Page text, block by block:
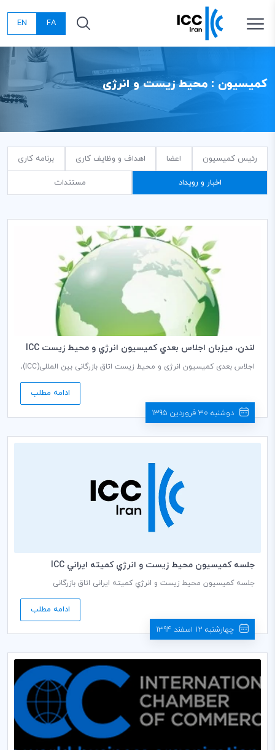
FA
EN
کمیسیون : محیط زیست و انرژی
رئیس کمیسیون اعضا اهداف و وظایف کاری برنامه کاری
اخبار و رویداد مستندات
لندن، ميزبان اجلاس بعدي كميسيون انرژي و محيط زيست ICC
اجلاس بعدی کمیسیون انرژی و محیط زیست اتاق بازرگانی بین المللی(ICC)،
ادامه مطلب
دوشنبه 30 فروردین 1395
جلسه كميسيون محيط زيست و انرژي كميته ايراني ICC
جلسه کمیسیون محيط زيست و انرژي کمیته ایرانی اتاق بازرگانی
مورخ 11/12/1394 ساعت 14:00 در سالن جلسات طبقه دوم اتاق بازرگانی،
ادامه مطلب
چهارشنبه 12 اسفند 1394